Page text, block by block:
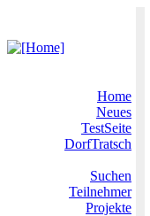
Home
Neues
TestSeite
DorfTratsch
Suchen
Teilnehmer
Projekte